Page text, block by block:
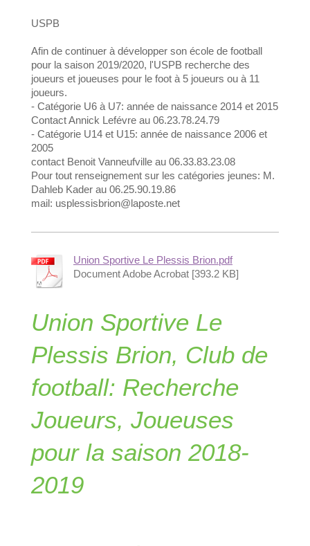
USPB
Afin de continuer à développer son école de football
pour la saison 2019/2020, l'USPB recherche des
joueurs et joueuses pour le foot à 5 joueurs ou à 11
joueurs.
- Catégorie U6 à U7: année de naissance 2014 et 2015
Contact Annick Lefévre au 06.23.78.24.79
- Catégorie U14 et U15: année de naissance 2006 et
2005
contact Benoit Vanneufville au 06.33.83.23.08
Pour tout renseignement sur les catégories jeunes: M.
Dahleb Kader au 06.25.90.19.86
mail: usplessisbrion@laposte.net
Union Sportive Le Plessis Brion.pdf
Document Adobe Acrobat [393.2 KB]
Union Sportive Le
Plessis Brion, Club de
football: Recherche
Joueurs, Joueuses
pour la saison 2018-
2019